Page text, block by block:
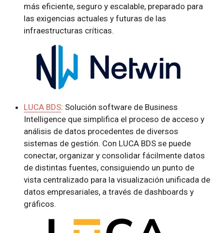
más eficiente, seguro y escalable, preparado para
las exigencias actuales y futuras de las
infraestructuras críticas.
LUCA BDS: Solución software de Business
Intelligence que simplifica el proceso de acceso y
análisis de datos procedentes de diversos
sistemas de gestión. Con LUCA BDS se puede
conectar, organizar y consolidar fácilmente datos
de distintas fuentes, consiguiendo un punto de
vista centralizado para la visualización unificada de
datos empresariales, a través de dashboards y
gráficos.